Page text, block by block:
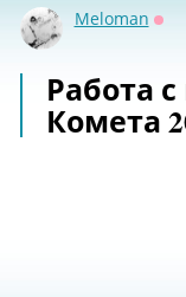
Meloman
Работа
Комета